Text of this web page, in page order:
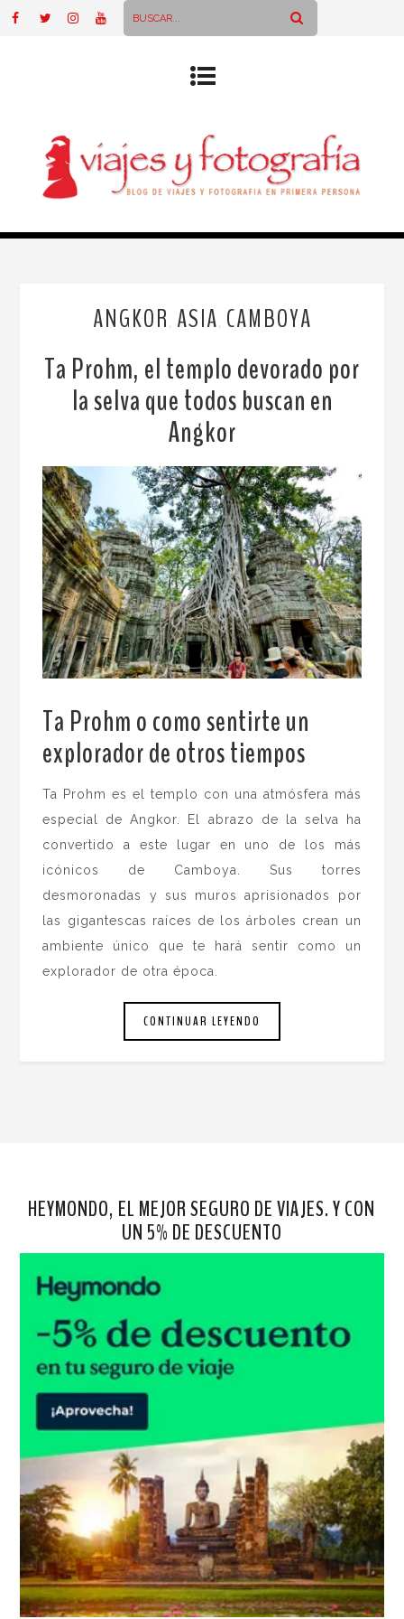
ANGKOR ASIA CAMBOYA
Ta Prohm, el templo devorado por
la selva que todos buscan en
Angkor
Ta Prohm o como sentirte un
explorador de otros tiempos
Ta Prohm es el templo con una atmósfera más
especial de Angkor. El abrazo de la selva ha
convertido a este lugar en uno de los más
icónicos de Camboya. Sus torres
desmoronadas y sus muros aprisionados por
las gigantescas raíces de los árboles crean un
ambiente único que te hará sentir como un
explorador de otra época.
CONTINUAR LEYENDO
HEYMONDO, EL MEJOR SEGURO DE VIAJES. Y CON
UN 5% DE DESCUENTO